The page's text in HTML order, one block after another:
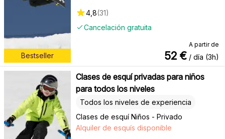
Bestseller
Cancelación gratuita
4,8(31)
A partir de
52 € / día (3h)
Clases de esquí privadas para niños
para todos los niveles
Clases de esquí Niños - Privado
Todos los niveles de experiencia
Alquiler de esquís disponible